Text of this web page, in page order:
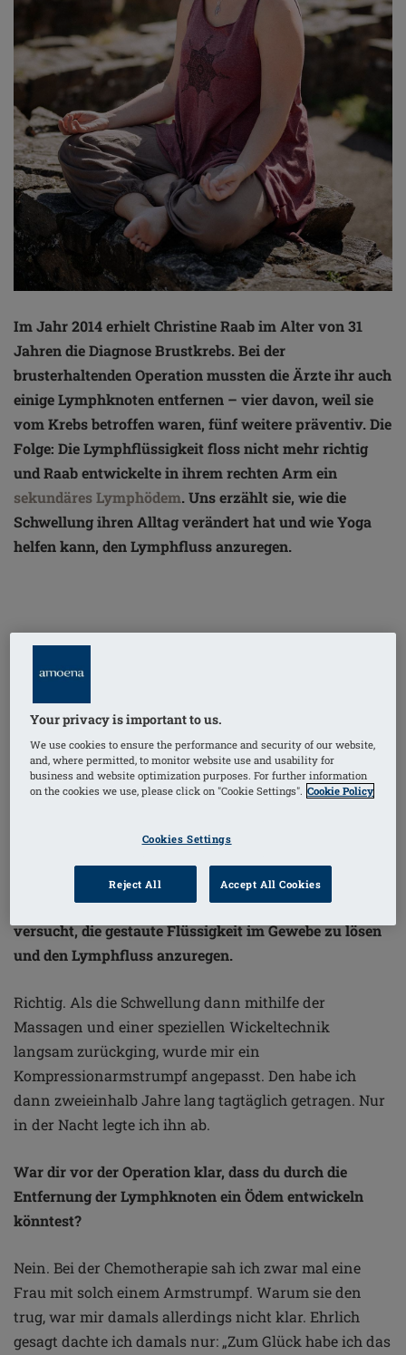
Im Jahr 2014 erhielt Christine Raab im Alter von 31
Jahren die Diagnose Brustkrebs. Bei der
brusterhaltenden Operation mussten die Ärzte ihr auch
einige Lymphknoten entfernen – vier davon, weil sie
vom Krebs betroffen waren, fünf weitere präventiv. Die
Folge: Die Lymphflüssigkeit floss nicht mehr richtig
und Raab entwickelte in ihrem rechten Arm ein
sekundäres Lymphödem. Uns erzählt sie, wie die
Schwellung ihren Alltag verändert hat und wie Yoga
helfen kann, den Lymphfluss anzuregen.
Redaktion: Wann fiel dir das erste Mal auf, dass mit
deinem Arm etwas nicht stimmt?
Christine Raab: Nach einer meiner letzten
Chemotherapie-Sitzungen. Ich saß im Auto, schaute auf
meine Arme und da bemerkte ich, dass der rechte
etwas dicker war als der linke. Ich ging dann direkt zu
schickte mich zur Lymphdrainage.
Die manuelle Lymphdrainage ist eine spezielle
Massage, die mit sanften und kreisenden Bewegungen
versucht, die gestaute Flüssigkeit im Gewebe zu lösen
und den Lymphfluss anzuregen.
Richtig. Als die Schwellung dann mithilfe der
Massagen und einer speziellen Wickeltechnik
langsam zurückging, wurde mir ein
Kompressionarmstrumpf angepasst. Den habe ich
dann zweieinhalb Jahre lang tagtäglich getragen. Nur
in der Nacht legte ich ihn ab.
War dir vor der Operation klar, dass du durch die
Entfernung der Lymphknoten ein Ödem entwickeln
könntest?
Nein. Bei der Chemotherapie sah ich zwar mal eine
Frau mit solch einem Armstrumpf. Warum sie den
trug, war mir damals allerdings nicht klar. Ehrlich
gesagt dachte ich damals nur: „Zum Glück habe ich das
Your privacy is important to us.
We use cookies to ensure the performance and security of our website,
and, where permitted, to monitor website use and usability for
business and website optimization purposes. For further information
on the cookies we use, please click on "Cookie Settings". Cookie Policy
Cookies Settings
Reject All Accept All Cookies